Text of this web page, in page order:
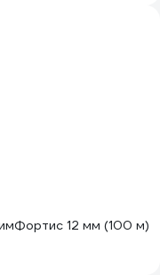
12 мм (100 м)